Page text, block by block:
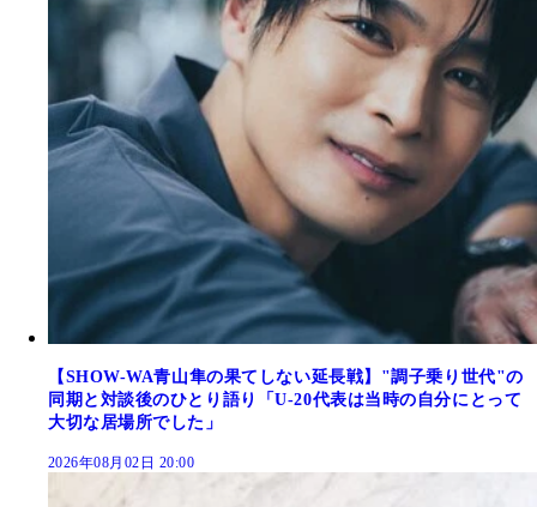
【SHOW-WA青山隼の果てしない延長戦】"調子乗り世代"の
同期と対談後のひとり語り「U-20代表は当時の自分にとって
大切な居場所でした」
2026年08月02日 20:00